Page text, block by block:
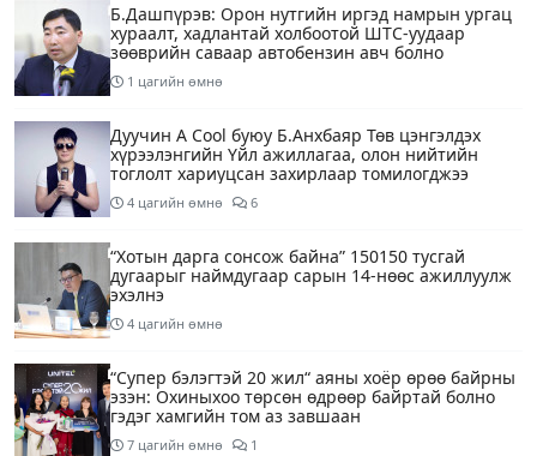
Б.Дашпүрэв: Орон нутгийн иргэд намрын ургац
хураалт, хадлантай холбоотой ШТС-уудаар
зөөврийн саваар автобензин авч болно
1 цагийн өмнө
Дуучин A Cool буюу Б.Анхбаяр Төв цэнгэлдэх
хүрээлэнгийн Үйл ажиллагаа, олон нийтийн
тоглолт хариуцсан захирлаар томилогджээ
4 цагийн өмнө 6
“Хотын дарга сонсож байна” 150150 тусгай
дугаарыг наймдугаар сарын 14-нөөс ажиллуулж
эхэлнэ
4 цагийн өмнө
“Супер бэлэгтэй 20 жил“ аяны хоёр өрөө байрны
эзэн: Охиныхоо төрсөн өдрөөр байртай болно
гэдэг хамгийн том аз завшаан
7 цагийн өмнө 1